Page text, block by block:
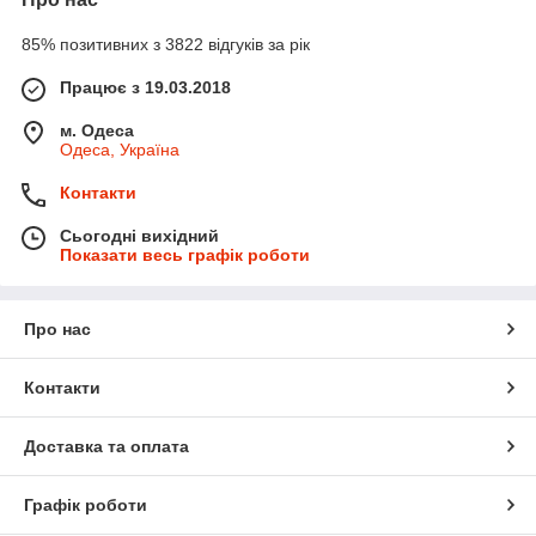
85% позитивних з 3822 відгуків за рік
Працює з 19.03.2018
м. Одеса
Одеса, Україна
Контакти
Сьогодні вихідний
Показати весь графік роботи
Про нас
Контакти
Доставка та оплата
Графік роботи